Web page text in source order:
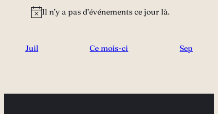
Il n’y a pas d’événements ce jour là.
Juil Ce mois-ci Sep